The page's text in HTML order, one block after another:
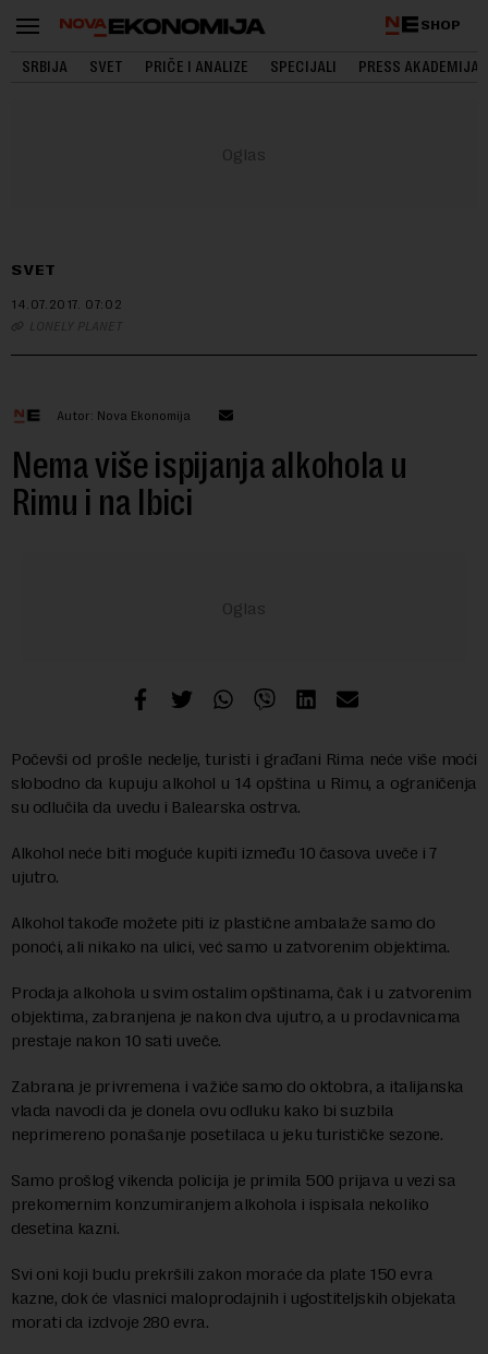
SHOP
SRBIJA SVET PRIČE I ANALIZE SPECIJALI PRESS AKADEMIJA
SVET
14.07.2017. 07:02
LONELY PLANET
Autor: Nova Ekonomija
Nema više ispijanja alkohola u
Rimu i na Ibici
Počevši od prošle nedelje, turisti i građani Rima neće više moći
slobodno da kupuju alkohol u 14 opština u Rimu, a ograničenja
su odlučila da uvedu i Balearska ostrva.
Alkohol neće biti moguće kupiti između 10 časova uveče i 7
ujutro.
Alkohol takođe možete piti iz plastične ambalaže samo do
ponoći, ali nikako na ulici, već samo u zatvorenim objektima.
Prodaja alkohola u svim ostalim opštinama, čak i u zatvorenim
objektima, zabranjena je nakon dva ujutro, a u prodavnicama
prestaje nakon 10 sati uveče.
Zabrana je privremena i važiće samo do oktobra, a italijanska
vlada navodi da je donela ovu odluku kako bi suzbila
neprimereno ponašanje posetilaca u jeku turističke sezone.
Samo prošlog vikenda policija je primila 500 prijava u vezi sa
prekomernim konzumiranjem alkohola i ispisala nekoliko
desetina kazni.
Svi oni koji budu prekršili zakon moraće da plate 150 evra
kazne, dok će vlasnici maloprodajnih i ugostiteljskih objekata
morati da izdvoje 280 evra.